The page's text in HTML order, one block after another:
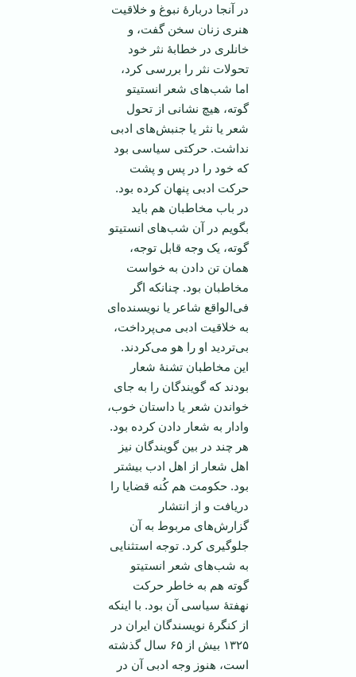
در آنجا دربارۀ نبوغ و خلاقیت
هنری زنان سخن گفت، و
خانلری در خطابۀ نثر خود
تحولات نثر را بررسی کرد،
اما شب‌های شعر انستیتو
گوته، هیچ نشانی از تحول
شعر یا نثر یا جنبش‌های ادبی
نداشت. حرکتی سیاسی بود
که خود را در پس و پشت
حرکت ادبی پنهان کرده بود.
در باب مخاطبان هم باید
بگویم در آن شب‌های انستیتو
گوته، یک وجه قابل توجه،‌‌
همان تن دادن به خواست
مخاطبان بود. چنانکه اگر
فی‌الواقع شاعر یا نویسنده‌ای
به خلاقیت ادبی می‌پرداخت،
بی‌تردید او را هو می‌کردند.
این مخاطبان تشنۀ شعار
بودند که گویندگان را به جای
خواندن شعر یا داستان خوب،
وادار به شعار دادن کرده بود.
هر چند در بین گویندگان نیز
اهل شعار از اهل ادب بیشتر
بود. حکومت هم کُنه قضایا را
دریافت و از انتشار
گزارش‌های مربوط به آن
جلوگیری کرد. توجه استثنایی
به شب‌های شعر انستیتو
گوته هم به خاطر حرکت
نهفتۀ سیاسی آن بود. با اینکه
از کنگرۀ نویسندگان ایران در
۱۳۲۵ بیش از ۶۵ سال گذشته
است، هنوز وجه ادبی آن در